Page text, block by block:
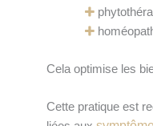
Cela optimise les
Cette pratique est